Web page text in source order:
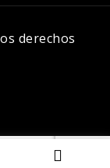
derechos